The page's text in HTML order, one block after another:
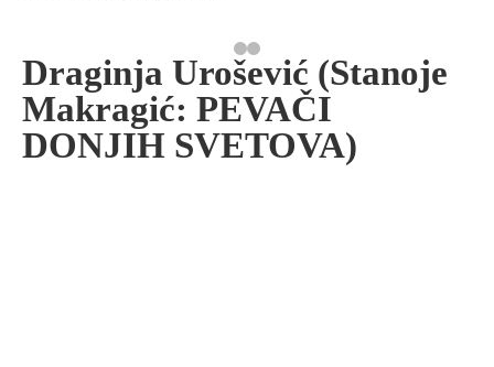
Draginja Urošević (Stanoje
Makragić: PEVAČI
DONJIH SVETOVA)